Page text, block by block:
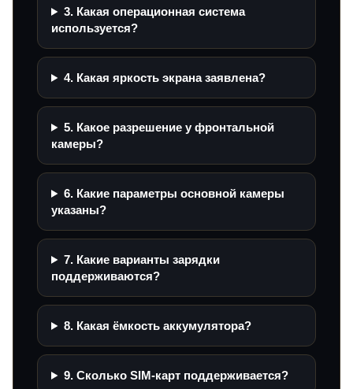
3. Какая операционная система
используется?
4. Какая яркость экрана заявлена?
5. Какое разрешение у фронтальной
камеры?
6. Какие параметры основной камеры
указаны?
7. Какие варианты зарядки
поддерживаются?
8. Какая ёмкость аккумулятора?
9. Сколько SIM-карт поддерживается?